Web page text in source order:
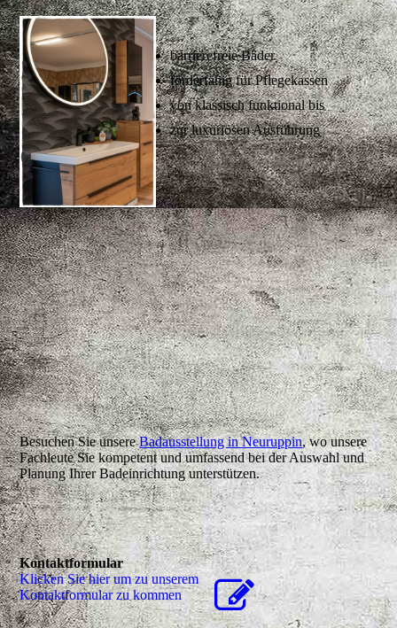
barrierefreie Bäder
förderfähig für Pflegekassen
von klassisch funktional bis
zur luxuriösen Ausführung
Besuchen Sie unsereBadausstellung in Neuruppin, wo unsere
Fachleute Sie kompetent und umfassend bei der Auswahl und
Planung Ihrer Badeinrichtung unterstützen.
Kontaktformular
Klicken Sie hier um zu unserem
Kon­takt­for­mu­lar zu kommen